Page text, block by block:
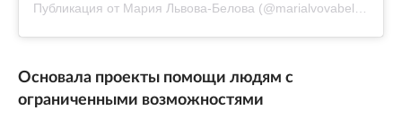
Публикация от Мария Львова-Белова (@marialvovabelova)
Основала проекты помощи людям с
ограниченными возможностями